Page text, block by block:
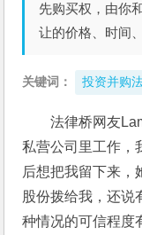
先购买权，由你
让的价格、时间
关键词： 投资并购
法律桥网友
私营公司里工作，
后想把我留下来，
股份拨给我，还说
种情况的可信程度